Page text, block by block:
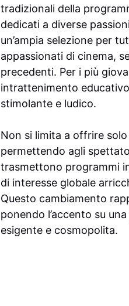
tradizionali della
dedicati a diverse
un’ampia selezione per
appassionati di cinema,
precedenti. Per i più
intrattenimento
stimolante e ludico.
Non si limita a offrire
permettendo agli
trasmettono programmi
di interesse globale
Questo cambiamento
ponendo l’accento su
esigente e cosmopolita.